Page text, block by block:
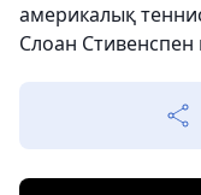
америкалық
Слоан Стивенспен